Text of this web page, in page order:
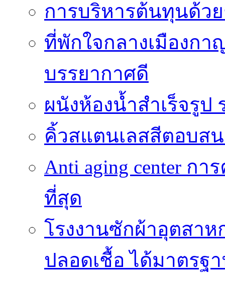
การบริหารต้นทุนด้ว
ที่พักใจกลางเมืองก
บรรยากาศดี
ผนังห้องน้ำสำเร็จรูป
คิ้วสแตนเลสสีตอบส
Anti aging center ก
ที่สุด
โรงงานซักผ้าอุตสา
ปลอดเชื้อ ได้มาตรฐ